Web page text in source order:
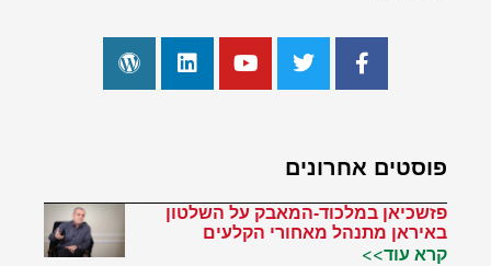
פוסטים אחרונים
פזשכיאן במלכוד-המאבק על השלטון
באיראן מתנהל מאחורי הקלעים
קרא עוד>>